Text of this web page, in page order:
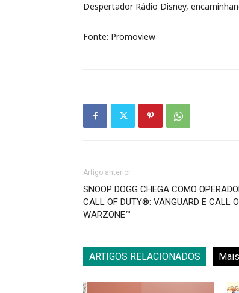
Despertador Rádio Disney,
Fonte: Promoview
Artigo anterior
SNOOP DOGG CHEGA COMO
CALL OF DUTY®: VANGUARD E CALL
WARZONE™
ARTIGOS RELACIONADOS